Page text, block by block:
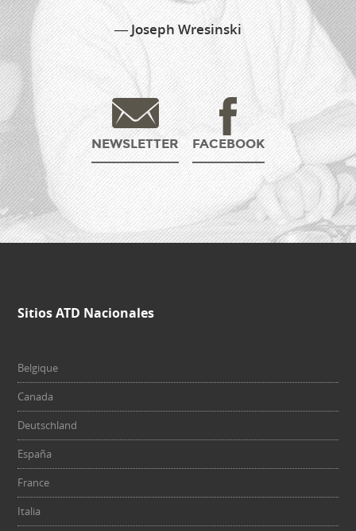
Joseph Wresinski
NEWSLETTER FACEBOOK
Sitios ATD Nacionales
Belgique
Canada
Deutschland
España
France
Italia